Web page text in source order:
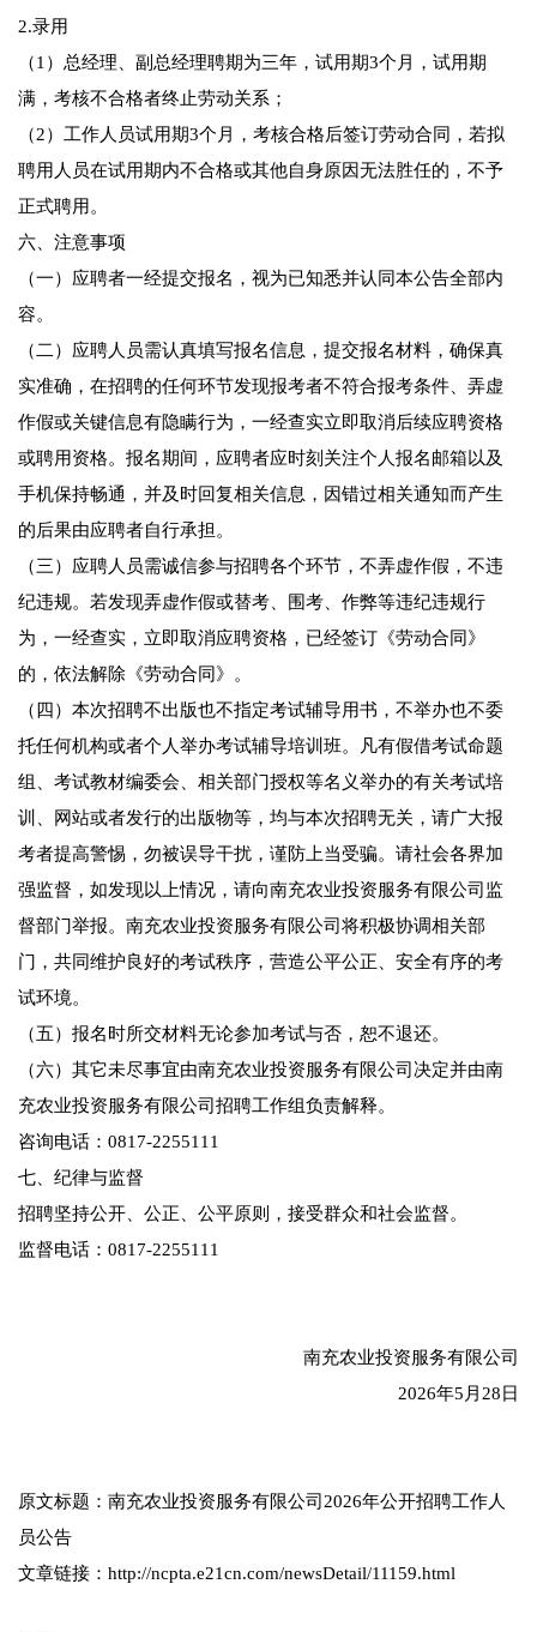
2.录用
（1）总经理、副总经理聘期为三年，试用期3个月，试用期
满，考核不合格者终止劳动关系；
（2）工作人员试用期3个月，考核合格后签订劳动合同，若拟
聘用人员在试用期内不合格或其他自身原因无法胜任的，不予
正式聘用。
六、注意事项
（一）应聘者一经提交报名，视为已知悉并认同本公告全部内
容。
（二）应聘人员需认真填写报名信息，提交报名材料，确保真
实准确，在招聘的任何环节发现报考者不符合报考条件、弄虚
作假或关键信息有隐瞒行为，一经查实立即取消后续应聘资格
或聘用资格。报名期间，应聘者应时刻关注个人报名邮箱以及
手机保持畅通，并及时回复相关信息，因错过相关通知而产生
的后果由应聘者自行承担。
（三）应聘人员需诚信参与招聘各个环节，不弄虚作假，不违
纪违规。若发现弄虚作假或替考、围考、作弊等违纪违规行
为，一经查实，立即取消应聘资格，已经签订《劳动合同》
的，依法解除《劳动合同》。
（四）本次招聘不出版也不指定考试辅导用书，不举办也不委
托任何机构或者个人举办考试辅导培训班。凡有假借考试命题
组、考试教材编委会、相关部门授权等名义举办的有关考试培
训、网站或者发行的出版物等，均与本次招聘无关，请广大报
考者提高警惕，勿被误导干扰，谨防上当受骗。请社会各界加
强监督，如发现以上情况，请向南充农业投资服务有限公司监
督部门举报。南充农业投资服务有限公司将积极协调相关部
门，共同维护良好的考试秩序，营造公平公正、安全有序的考
试环境。
（五）报名时所交材料无论参加考试与否，恕不退还。
（六）其它未尽事宜由南充农业投资服务有限公司决定并由南
充农业投资服务有限公司招聘工作组负责解释。
咨询电话：0817-2255111
七、纪律与监督
招聘坚持公开、公正、公平原则，接受群众和社会监督。
监督电话：0817-2255111
南充农业投资服务有限公司
2026年5月28日
原文标题：南充农业投资服务有限公司2026年公开招聘工作人
员公告
文章链接：http://ncpta.e21cn.com/newsDetail/11159.html